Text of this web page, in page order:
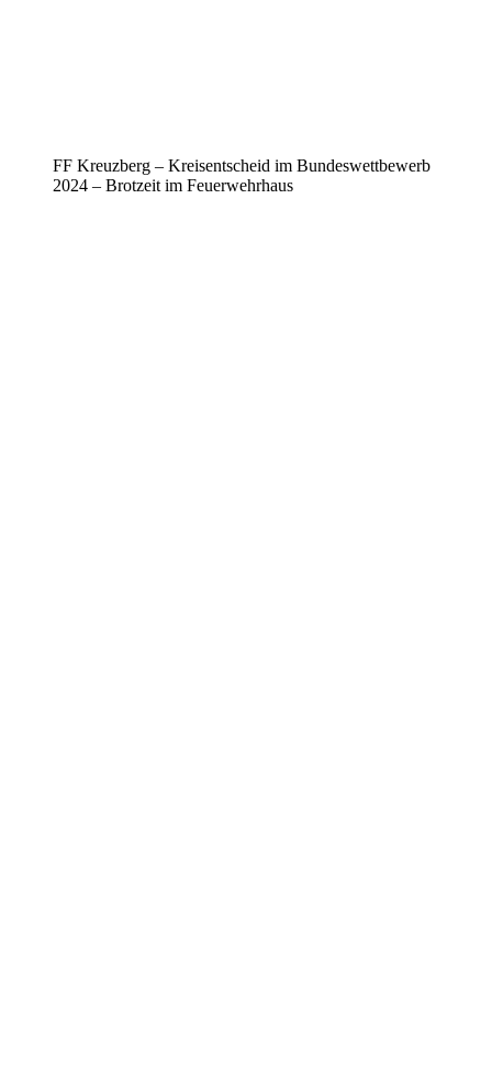
FF Kreuzberg – Kreisentscheid im Bundeswettbewerb
2024 – Brotzeit im Feuerwehrhaus